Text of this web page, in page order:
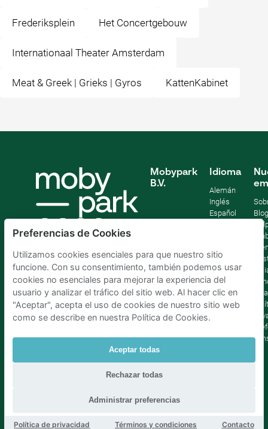
Frederiksplein Het Concertgebouw
Internationaal Theater Amsterdam
Meat & Greek | Grieks | Gyros KattenKabinet
Mobypark
B.V.
Idioma
Alemán
Inglés
Español
Blog
Parking Madrid La Latina|Parking Madrid Bilbao
Parking Bruselas Parking La Haya
Preferencias de Cookies
Utilizamos cookies esenciales para que nuestro sitio
funcione. Con su consentimiento, también podemos usar
cookies no esenciales para mejorar la experiencia del
usuario y analizar el tráfico del sitio web. Al hacer clic en
"Aceptar", acepta el uso de cookies de nuestro sitio web
como se describe en nuestra Política de Cookies.
Aceptar todas
Rechazar todas
Administrar preferencias
Política de privacidad Términos y condiciones Contacto